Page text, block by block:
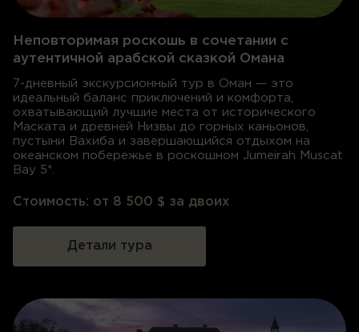
Неповторимая роскошь в сочетании с
аутентичной арабской сказкой Омана
7-дневный экскурсионный тур в Оман — это
идеальный баланс приключений и комфорта,
охватывающий лучшие места от исторического
Маската и древней Низвы до горных каньонов,
пустыни Вахиба и завершающийся отдыхом на
океанском побережье в роскошном Jumeirah Muscat
Bay 5*
Стоимость: от 8 500 $ за двоих
Детали тура